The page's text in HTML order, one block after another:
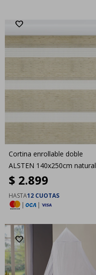
Cortina enrollable doble
ALSTEN 140x250cm natural
$ 2.899
HASTA12 CUOTAS
|
|